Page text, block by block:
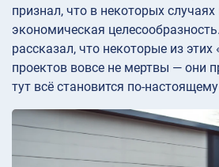
признал, что в некоторых
экономическая
рассказал, что некоторые из
проектов вовсе не мертвы — они
тут всё становится по-